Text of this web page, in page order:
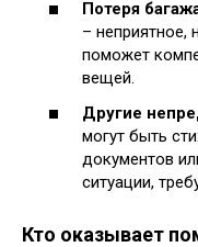
Потеря
– неприятное,
поможет
вещей.
Другие
могут быть
документов
ситуации,
Кто оказывает